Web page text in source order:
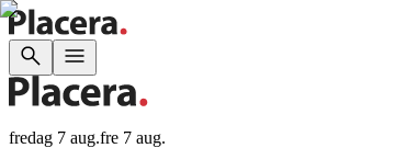
fredag 7 aug.fre 7 aug.